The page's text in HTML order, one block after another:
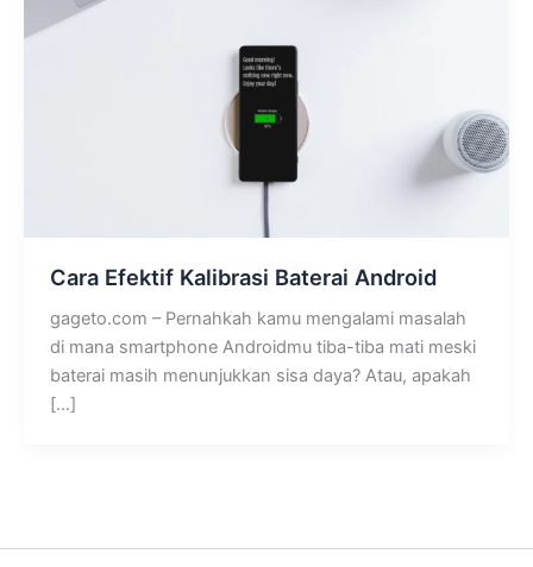
Cara Efektif Kalibrasi Baterai Android
gageto.com – Pernahkah kamu mengalami masalah
di mana smartphone Androidmu tiba-tiba mati meski
baterai masih menunjukkan sisa daya? Atau, apakah
[…]